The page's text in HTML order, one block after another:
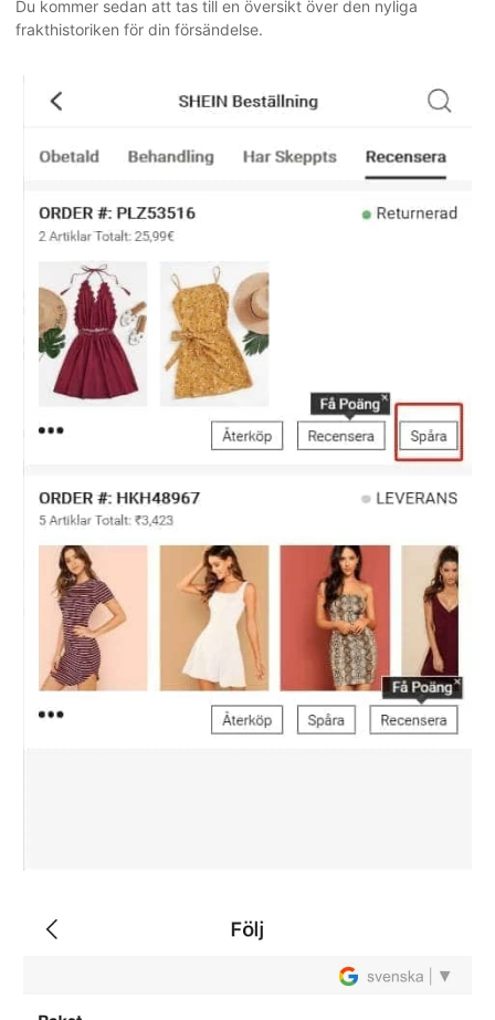
Du kommer sedan att tas till en översikt över den nyliga
frakthistoriken för din försändelse.